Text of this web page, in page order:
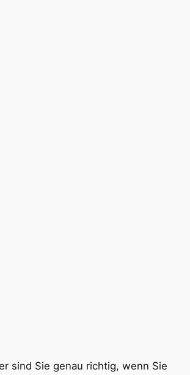
sind Sie genau richtig, wenn Sie